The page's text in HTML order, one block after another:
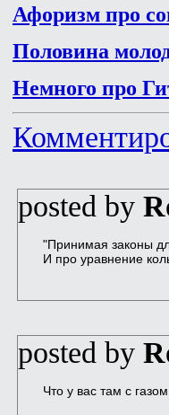
Афоризм про
Половина
Немного про
posted by
"Принимая законы
И про уравнение
posted by
Что у вас там с